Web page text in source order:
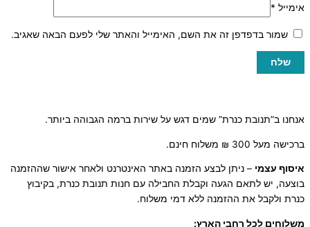
אימייל *
שמור בדפדפן זה את השם, האימייל והאתר שלי לפעם הבאה שאגיב.
אנחנו ב”תנובת כנרת” שמים דגש על שירות ברמה הגבוהה ביותר.
ברכישה מעל 300 ₪ משלוח חינם.
איסוף עצמי – ניתן לבצע הזמנה באתר האינטרנט ולאחר אישור שההזמנה
בוצעה, יש לתאם הגעה וקבלת החבילה עם חנות תנובת כנרת, בקיבוץ
כנרת ולקבל את ההזמנה ללא דמי משלוח.
משלוחים לכל רחבי הארץ: